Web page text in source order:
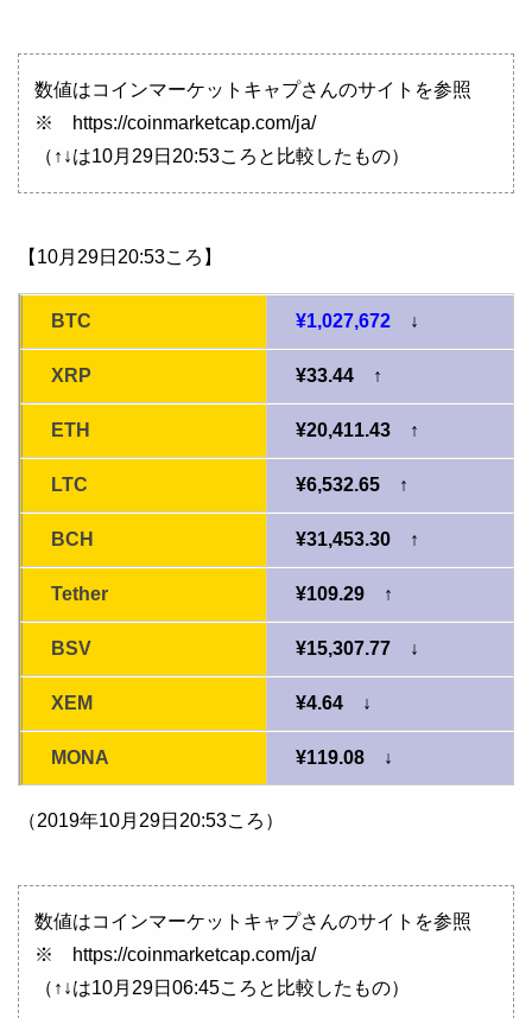
数値はコインマーケットキャプさんのサイトを参照
※ https://coinmarketcap.com/ja/
（↑↓は10月29日20:53ころと比較したもの）
【10月29日20:53ころ】
BTC ¥1,027,672 ↓
XRP ¥33.44 ↑
ETH ¥20,411.43 ↑
LTC ¥6,532.65 ↑
BCH ¥31,453.30 ↑
Tether ¥109.29 ↑
BSV ¥15,307.77 ↓
XEM ¥4.64 ↓
MONA ¥119.08 ↓
（2019年10月29日20:53ころ）
数値はコインマーケットキャプさんのサイトを参照
※ https://coinmarketcap.com/ja/
（↑↓は10月29日06:45ころと比較したもの）